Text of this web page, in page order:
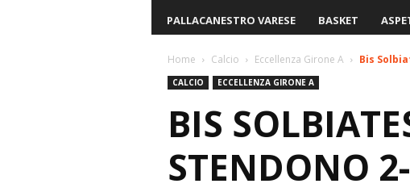
PALLACANESTRO VARESE
BASKET
Home Calcio Eccellenza Girone A Bis
CALCIO ECCELLENZA GIRONE A
BIS
STENDONO